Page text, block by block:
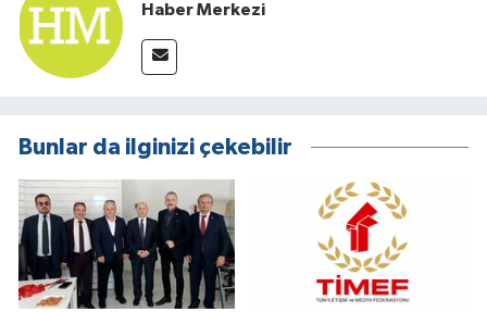
Haber Merkezi
Bunlar da ilginizi çekebilir